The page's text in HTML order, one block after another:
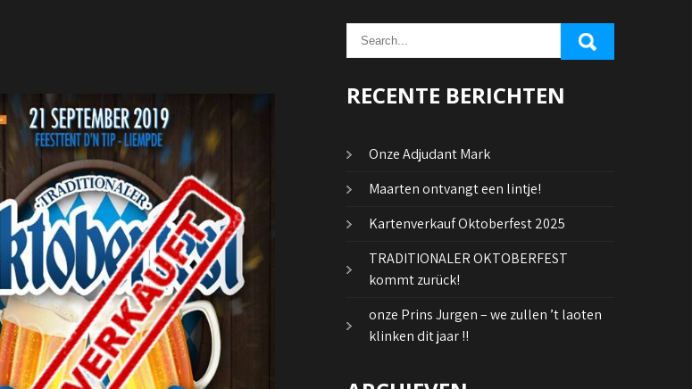
RECENTE BERICHTEN
Onze Adjudant Mark
Maarten ontvangt een lintje!
Kartenverkauf Oktoberfest 2025
TRADITIONALER OKTOBERFEST
kommt zurück!
onze Prins Jurgen – we zullen ’t laoten
klinken dit jaar !!